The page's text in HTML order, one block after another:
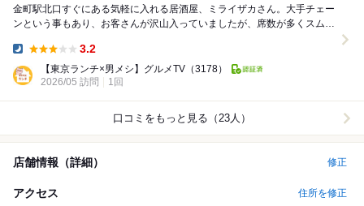
金町駅北口すぐにある気軽に入れる居酒屋、ミライザカさん。大手チェー
ンという事もあり、お客さんが沢山入っていましたが、席数が多くスムー
3.2
【東京ランチ×男メシ】グルメTV （3178）
2026/05 訪問
1回
口コミをもっと見る（23人）
店舗情報（詳細） 修正
アクセス 住所を修正